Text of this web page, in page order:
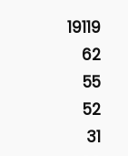
19119
62
55
52
31